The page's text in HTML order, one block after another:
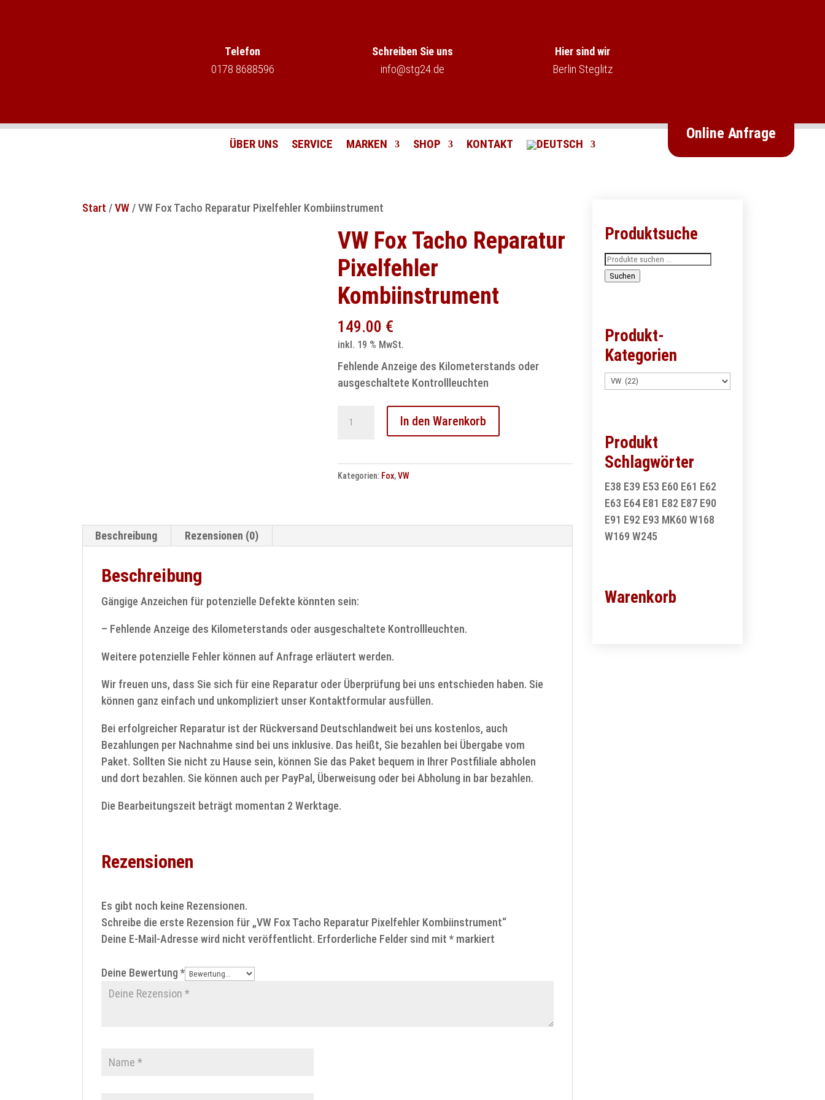
Telefon
0178 8688596
Schreiben Sie uns
info@stg24.de
Hier sind wir
Berlin Steglitz
ÜBER UNS SERVICE MARKEN SHOP KONTAKT
Online Anfrage
Start /VW / VW Fox Tacho Reparatur Pixelfehler Kombiinstrument
VW Fox Tacho Reparatur
Pixelfehler
Kombiinstrument
149.00 €
inkl. 19 % MwSt.
Fehlende Anzeige des Kilometerstands oder
ausgeschaltete Kontrollleuchten
Reparatur
Pixelfehler
In den Warenkorb
Kategorien: Fox,VW
Beschreibung Rezensionen (0)
Beschreibung
Gängige Anzeichen für potenzielle Defekte könnten sein:
– Fehlende Anzeige des Kilometerstands oder ausgeschaltete Kontrollleuchten.
Weitere potenzielle Fehler können auf Anfrage erläutert werden.
Wir freuen uns, dass Sie sich für eine Reparatur oder Überprüfung bei uns entschieden haben. Sie
können ganz einfach und unkompliziert unser Kontaktformular ausfüllen.
Bei erfolgreicher Reparatur ist der Rückversand Deutschlandweit bei uns kostenlos, auch
Bezahlungen per Nachnahme sind bei uns inklusive. Das heißt, Sie bezahlen bei Übergabe vom
Paket. Sollten Sie nicht zu Hause sein, können Sie das Paket bequem in Ihrer Postfiliale abholen
und dort bezahlen. Sie können auch per PayPal, Überweisung oder bei Abholung in bar bezahlen.
Die Bearbeitungszeit beträgt momentan 2 Werktage.
Rezensionen
Es gibt noch keine Rezensionen.
Schreibe die erste Rezension für „VW Fox Tacho Reparatur Pixelfehler Kombiinstrument“
Deine E-Mail-Adresse wird nicht veröffentlicht. Erforderliche Felder sind mit* markiert
Deine Bewertung*
Produktsuche
Suchen
nach:
Suchen
Produkt-
Kategorien
Produkt
Schlagwörter
E38 E39 E53 E60 E61 E62
E63 E64 E81 E82 E87 E90
E91 E92 E93 MK60 W168
W169 W245
Warenkorb